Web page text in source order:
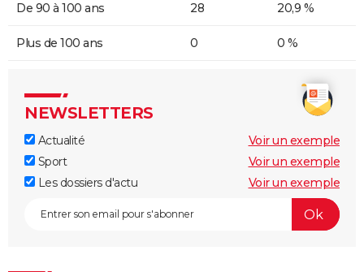
De 90 à 100 ans 28 20,9 %
Plus de 100 ans 0 0 %
NEWSLETTERS
Actualité
Voir un exemple
Sport
Voir un exemple
Les dossiers d'actu
Voir un exemple